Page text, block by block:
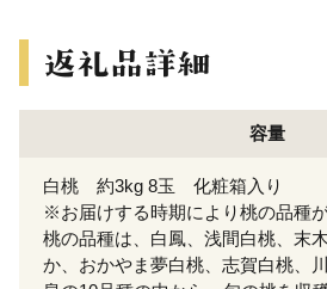
容量
白桃 約3kg 8玉 化粧箱入り
※お届けする時期により桃の品種が
桃の品種は、白鳳、浅間白桃、末
か、おかやま夢白桃、志賀白桃、